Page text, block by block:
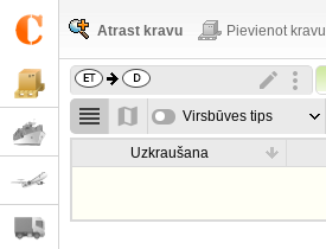
Atrast kravu Pievienot kravu
Virsbūves tips
Uzkraušana